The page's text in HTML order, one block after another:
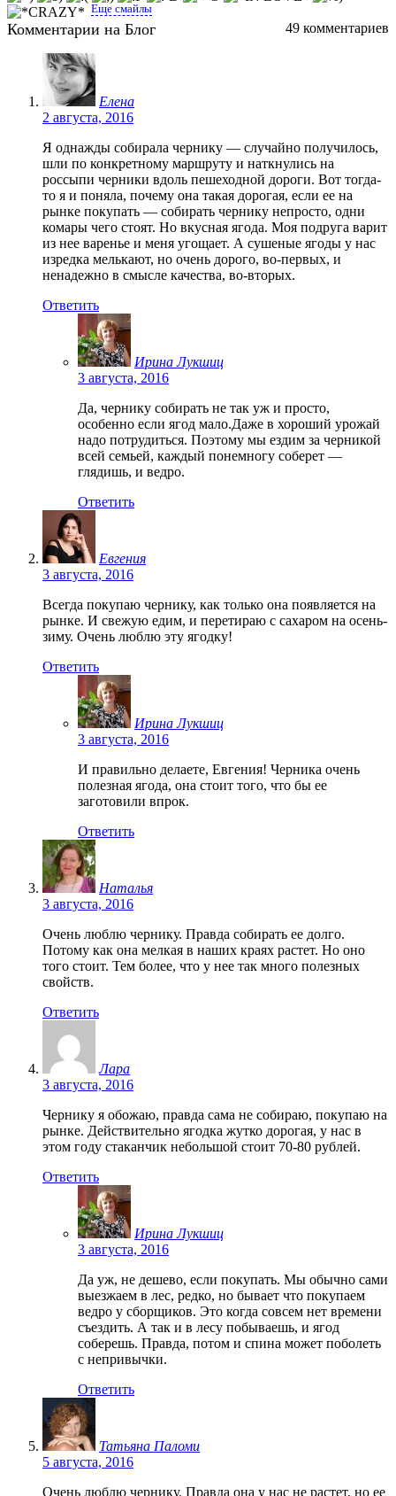
Еще смайлы
Комментарии на Блог 49 комментариев
Елена
2 августа, 2016
Я однажды собирала чернику — случайно получилось,
шли по конкретному маршруту и наткнулись на
россыпи черники вдоль пешеходной дороги. Вот тогда-
то я и поняла, почему она такая дорогая, если ее на
рынке покупать — собирать чернику непросто, одни
комары чего стоят. Но вкусная ягода. Моя подруга варит
из нее варенье и меня угощает. А сушеные ягоды у нас
изредка мелькают, но очень дорого, во-первых, и
ненадежно в смысле качества, во-вторых.
Ответить
Ирина Лукшиц
3 августа, 2016
Да, чернику собирать не так уж и просто,
особенно если ягод мало.Даже в хороший урожай
надо потрудиться. Поэтому мы ездим за черникой
всей семьей, каждый понемногу соберет —
глядишь, и ведро.
Ответить
Евгения
3 августа, 2016
Всегда покупаю чернику, как только она появляется на
рынке. И свежую едим, и перетираю с сахаром на осень-
зиму. Очень люблю эту ягодку!
Ответить
Ирина Лукшиц
3 августа, 2016
И правильно делаете, Евгения! Черника очень
полезная ягода, она стоит того, что бы ее
заготовили впрок.
Ответить
Наталья
3 августа, 2016
Очень люблю чернику. Правда собирать ее долго.
Потому как она мелкая в наших краях растет. Но оно
того стоит. Тем более, что у нее так много полезных
свойств.
Ответить
Лара
3 августа, 2016
Чернику я обожаю, правда сама не собираю, покупаю на
рынке. Действительно ягодка жутко дорогая, у нас в
этом году стаканчик небольшой стоит 70-80 рублей.
Ответить
Ирина Лукшиц
3 августа, 2016
Да уж, не дешево, если покупать. Мы обычно сами
выезжаем в лес, редко, но бывает что покупаем
ведро у сборщиков. Это когда совсем нет времени
съездить. А так и в лесу побываешь, и ягод
соберешь. Правда, потом и спина может поболеть
с непривычки.
Ответить
Татьяна Паломи
5 августа, 2016
Очень люблю чернику. Правда она у нас не растет, но ее